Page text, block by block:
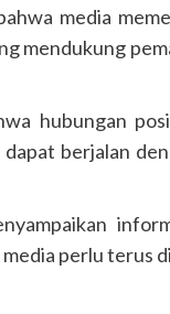
media
mendukung
hubungan
berjalan
perlu terus